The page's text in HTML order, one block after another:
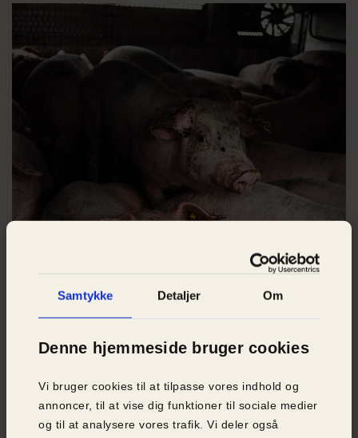
Samtykke Detaljer Om
Denne hjemmeside bruger cookies
Vi bruger cookies til at tilpasse vores indhold og
annoncer, til at vise dig funktioner til sociale medier
og til at analysere vores trafik. Vi deler også
Femte lag: Transportfirmaer slipper
Selv i de sager, der faktisk politianmeldes, ender
gennemgang af 21 konkrete sager om alt for varme
grisetransporter i sommeren 2022 viser, at én sag
har resulteret i en bøde, mens 14 afsluttede sager